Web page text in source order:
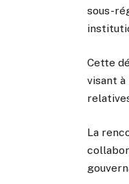
sous-
Cette
visant
La